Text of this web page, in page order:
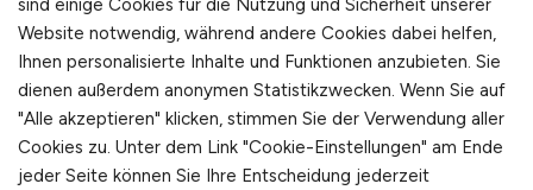
Wolfach
sind einige Cookies für die Nutzung und Sicherheit unserer
Website notwendig, während andere Cookies dabei helfen,
Ihnen personalisierte Inhalte und Funktionen anzubieten. Sie
dienen außerdem anonymen Statistikzwecken. Wenn Sie auf
"Alle akzeptieren" klicken, stimmen Sie der Verwendung aller
Cookies zu. Unter dem Link "Cookie-Einstellungen" am Ende
jeder Seite können Sie Ihre Entscheidung jederzeit